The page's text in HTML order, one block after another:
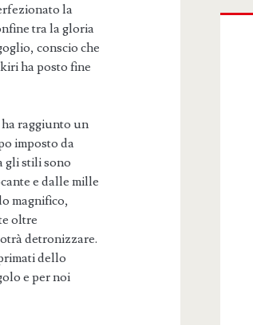
la
tra la gloria
conscio che
ha posto fine
raggiunto un
imposto da
gli stili sono
e dalle mille
magnifico,
oltre
detronizzare.
dello
e per noi